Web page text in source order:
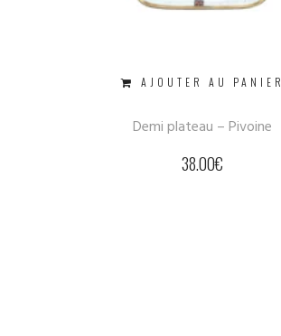
AJOUTER AU PANIER
Demi plateau – Pivoine
38.00€